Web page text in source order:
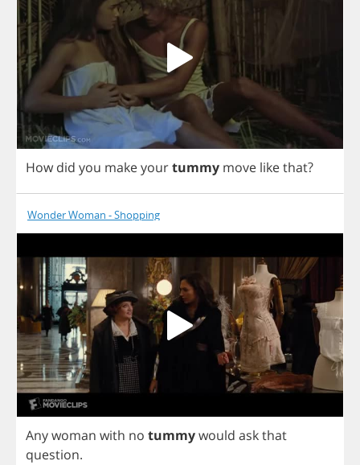
How did you makeyourtummy move likethat?
Wonder Woman - Shopping
Anywoman with no tummywould askthat
question.